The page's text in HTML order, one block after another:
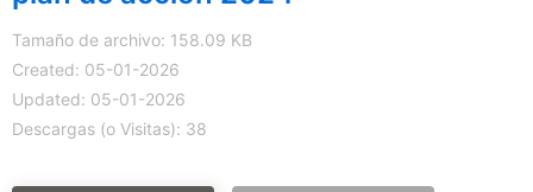
Tamaño de archivo: 158.09 KB
Created: 05-01-2026
Updated: 05-01-2026
Descargas (o Visitas): 38